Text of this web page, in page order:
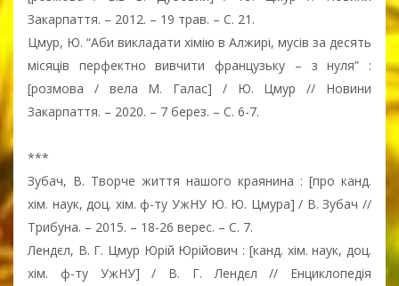
Закарпаття. – 2012. – 19 трав. – С. 21.
Цмур, Ю. “Аби викладати хімію в Алжирі, мусів за десять
місяців перфектно вивчити французьку – з нуля” :
[розмова / вела М. Галас] / Ю. Цмур // Новини
Закарпаття. – 2020. – 7 берез. – С. 6-7.
***
Зубач, В. Творче життя нашого краянина : [про канд.
хім. наук, доц. хім. ф-ту УжНУ Ю. Ю. Цмура] / В. Зубач //
Трибуна. – 2015. – 18-26 верес. – С. 7.
Лендєл, В. Г. Цмур Юрій Юрійович : [канд. хім. наук, доц.
хім. ф-ту УжНУ] / В. Г. Лендєл // Енциклопедія